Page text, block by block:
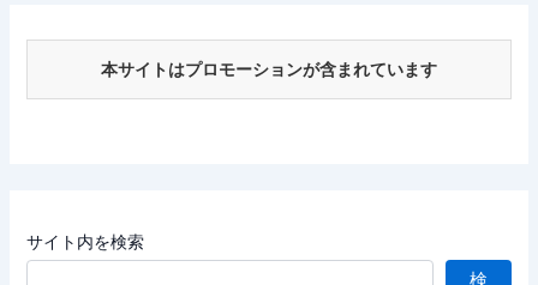
本サイトはプロモーションが含まれています
サイト内を検索
検